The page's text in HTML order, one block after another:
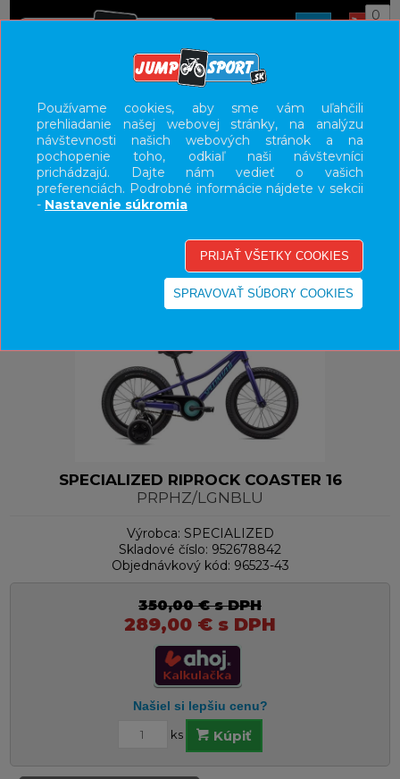
0
UŽÍVATEĽSKÝ PANEL
KATEGÓRIE
VÝPREDAJ - VŠETKO
SPECIALIZED RIPROCK COASTER 16
PRPHZ/LGNBLU
Výrobca: SPECIALIZED
Skladové číslo: 952678842
Objednávkový kód: 96523-43
350,00 €s DPH
289,00 € s DPH
ks Kúpiť
Používame cookies, aby sme vám uľahčili
prehliadanie našej webovej stránky, na analýzu
návštevnosti našich webových stránok a na
pochopenie toho, odkiaľ naši návštevníci
prichádzajú. Dajte nám vedieť o vašich
preferenciách. Podrobné informácie nájdete v sekcii
- Nastavenie súkromia